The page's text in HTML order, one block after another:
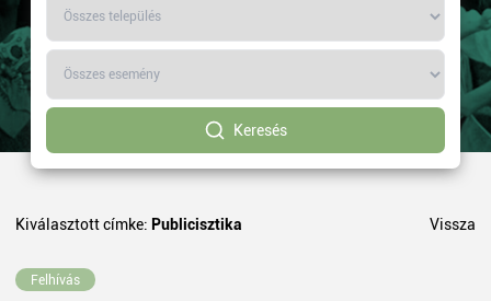
Keresés
Kiválasztott címke: Publicisztika Vissza
Felhívás